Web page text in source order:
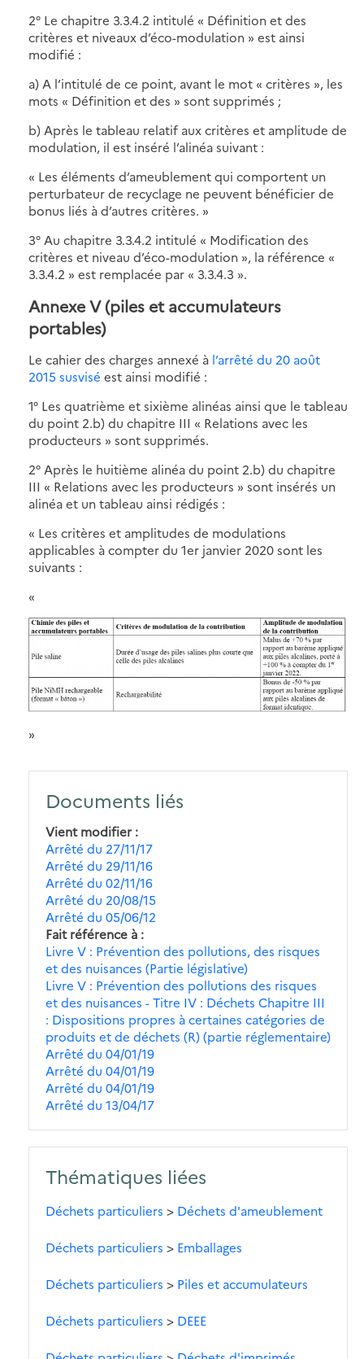
2° Le chapitre 3.3.4.2 intitulé « Définition et des
critères et niveaux d’éco-modulation » est ainsi
modifié :
a) A l’intitulé de ce point, avant le mot « critères », les
mots « Définition et des » sont supprimés ;
b) Après le tableau relatif aux critères et amplitude de
modulation, il est inséré l’alinéa suivant :
« Les éléments d’ameublement qui comportent un
perturbateur de recyclage ne peuvent bénéficier de
bonus liés à d’autres critères. »
3° Au chapitre 3.3.4.2 intitulé « Modification des
critères et niveau d’éco-modulation », la référence «
3.3.4.2 » est remplacée par « 3.3.4.3 ».
Annexe V (piles et accumulateurs
portables)
Le cahier des charges annexé à l’arrêté du 20 août
2015 susvisé est ainsi modifié :
1° Les quatrième et sixième alinéas ainsi que le tableau
du point 2.b) du chapitre III « Relations avec les
producteurs » sont supprimés.
2° Après le huitième alinéa du point 2.b) du chapitre
III « Relations avec les producteurs » sont insérés un
alinéa et un tableau ainsi rédigés :
« Les critères et amplitudes de modulations
applicables à compter du 1er janvier 2020 sont les
suivants :
«
»
Documents liés
Vient modifier
Arrêté du 27/11/17
Arrêté du 29/11/16
Arrêté du 02/11/16
Arrêté du 20/08/15
Arrêté du 05/06/12
Fait référence à
Livre V : Prévention des pollutions, des risques
et des nuisances (Partie législative)
Livre V : Prévention des pollutions des risques
et des nuisances - Titre IV : Déchets Chapitre III
: Dispositions propres à certaines catégories de
produits et de déchets (R) (partie réglementaire)
Arrêté du 04/01/19
Arrêté du 04/01/19
Arrêté du 04/01/19
Arrêté du 13/04/17
Thématiques liées
Déchets particuliers > Déchets d'ameublement
Déchets particuliers > Emballages
Déchets particuliers > Piles et accumulateurs
Déchets particuliers > DEEE